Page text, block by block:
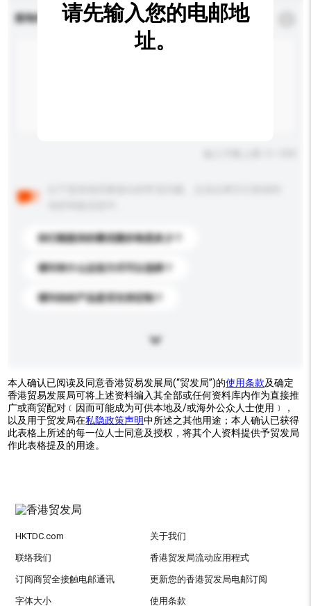
查询内容 *必须填写
你们能提供的最优惠价格是多少？
请问有什么运送方式可以选择？
请问你的产品是否支持定制？
请先输入您的电邮地
址。
本人确认已阅读及同意香港贸易发展局(“贸发局”)的使用条款及确定
香港贸易发展局可将上述资料编入其全部或任何资料库内作为直接推
广或商贸配对﹝因而可能成为可供本地及/或海外公众人士使用﹞，
以及用于贸发局在私隐政策声明中所述之其他用途；本人确认已获得
此表格上所述的每一位人士同意及授权，将其个人资料提供予贸发局
作此表格提及的用途。
HKTDC.com 关于我们
联络我们 香港贸发局流动应用程式
订阅商贸全接触电邮通讯 更新您的香港贸发局电邮订阅
字体大小 使用条款